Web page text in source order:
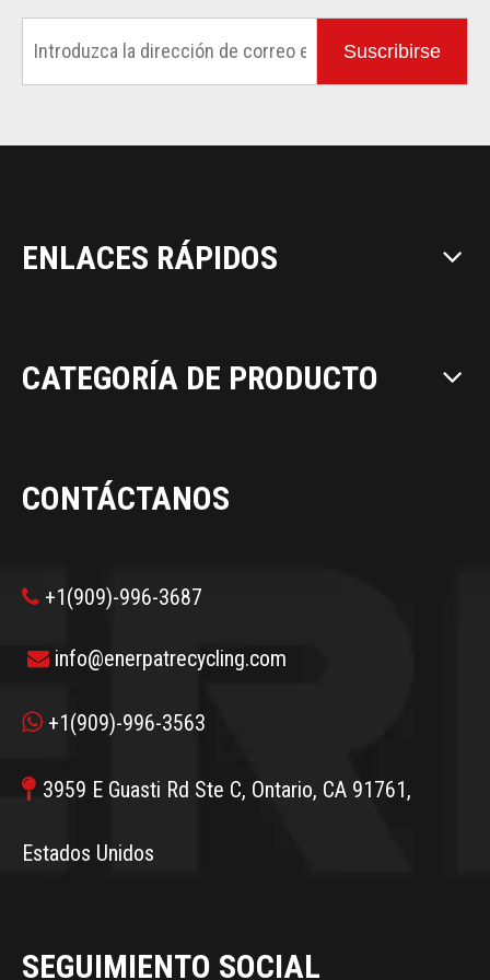
Suscribirse
ENLACES RÁPIDOS
CATEGORÍA DE PRODUCTO
CONTÁCTANOS
 +1(909)-996-3687
 info@enerpatrecycling.com
 +1(909)-996-3563
 3959 E Guasti Rd Ste C, Ontario, CA 91761,
Estados Unidos
SEGUIMIENTO SOCIAL